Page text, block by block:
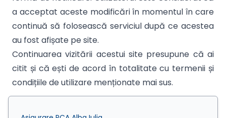
a acceptat aceste modificări în momentul în care
continuă să folosească serviciul după ce acestea
au fost afișate pe site.
Continuarea vizitării acestui site presupune că ai
citit și că ești de acord în totalitate cu termenii și
condițiile de utilizare menționate mai sus.